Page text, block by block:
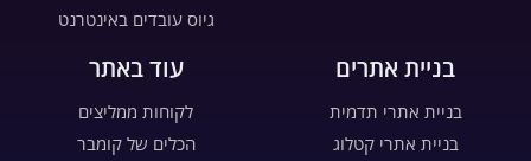
גיוס עובדים באינטרנט
בניית אתרים
בניית אתרי תדמית
בניית אתרי קטלוג
עוד באתר
לקוחות ממליצים
הכלים של קומבר